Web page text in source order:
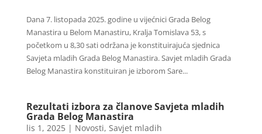
Dana 7. listopada 2025. godine u vijećnici Grada Belog
Manastira u Belom Manastiru, Kralja Tomislava 53, s
početkom u 8,30 sati održana je konstituirajuća sjednica
Savjeta mladih Grada Belog Manastira. Savjet mladih Grada
Belog Manastira konstituiran je izborom Sare...
Rezultati izbora za članove Savjeta mladih
Grada Belog Manastira
lis 1, 2025| Novosti, Savjet mladih